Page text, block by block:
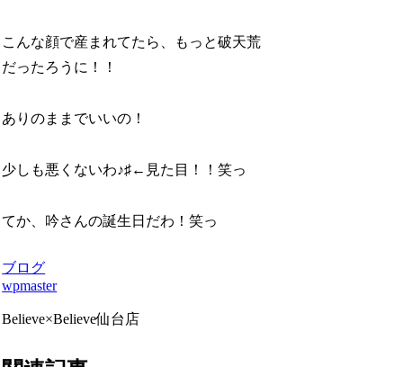
こんな顔で産まれてたら、もっと破天荒
だったろうに！！
ありのままでいいの！
少しも悪くないわ♪♯←見た目！！笑っ
てか、吟さんの誕生日だわ！笑っ
ブログ
wpmaster
Believe×Believe仙台店